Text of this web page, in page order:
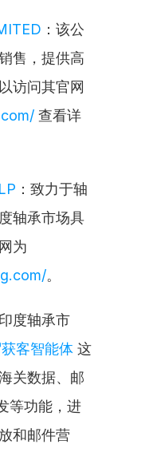
：该公
售，提供高
查看详
：致力于轴
轴承市场具
。
度轴承市
客智能体 这
关数据、邮
等功能，进
和邮件营